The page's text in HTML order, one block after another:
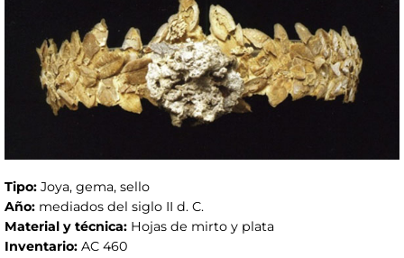
Tipo: Joya, gema, sello
Año: mediados del siglo II d. C.
Material y técnica: Hojas de mirto y plata
Inventario: AC 460